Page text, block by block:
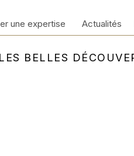
LES BELLES
une expertise Actualités